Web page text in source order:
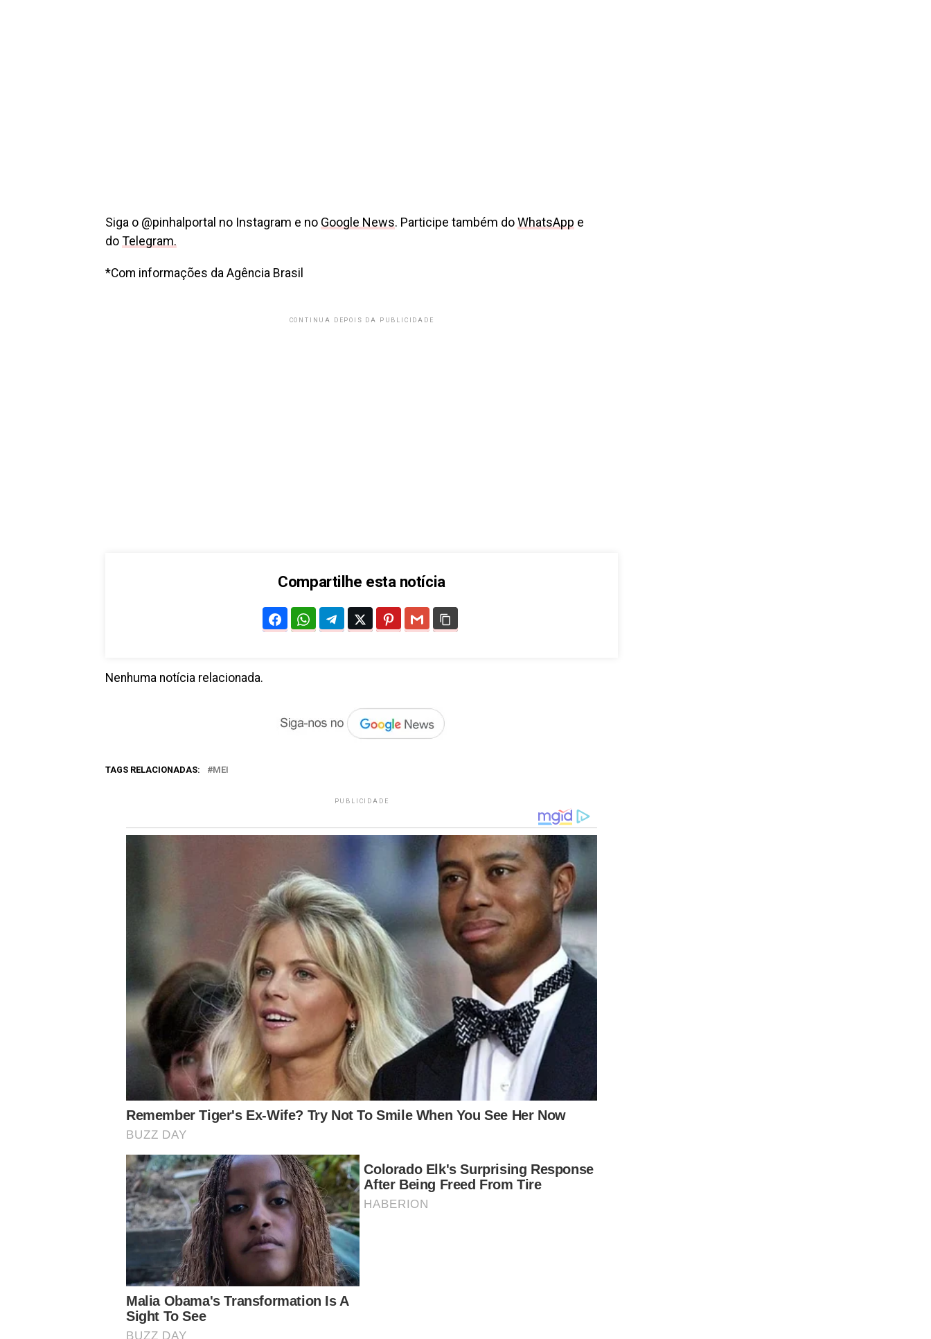
Siga o @pinhalportal no Instagram e no Google News. Participe também doWhatsApp e
doTelegram.
*Com informações da Agência Brasil
CONTINUA DEPOIS DA PUBLICIDADE
Compartilhe esta notícia
Nenhuma notícia relacionada.
TAGS RELACIONADAS: MEI
PUBLICIDADE